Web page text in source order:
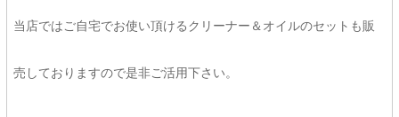
当店ではご自宅でお使い頂けるクリーナー＆オイルのセットも販
売しておりますので是非ご活用下さい。